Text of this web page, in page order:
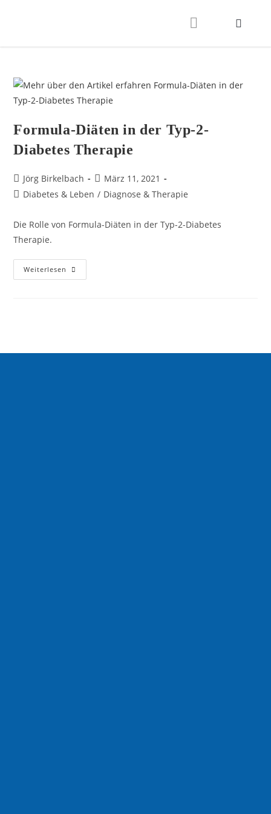
Formula-Diäten in der Typ-2-
Diabetes Therapie
Jörg Birkelbach
März 11, 2021
Diabetes & Leben / Diagnose & Therapie
Die Rolle von Formula-Diäten in der Typ-2-Diabetes
Therapie.
Weiterlesen